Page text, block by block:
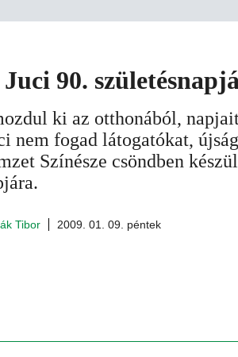
90.
ki az otthonából,
nem fogad látogatókat,
Színésze csöndben
Tibor
2009. 01. 09. péntek